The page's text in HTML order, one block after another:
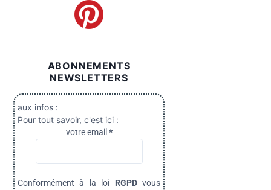
ABONNEMENTS
NEWSLETTERS
aux infos :
Pour tout savoir, c'est ici :
votre email *
Conformément à la loi RGPDvous